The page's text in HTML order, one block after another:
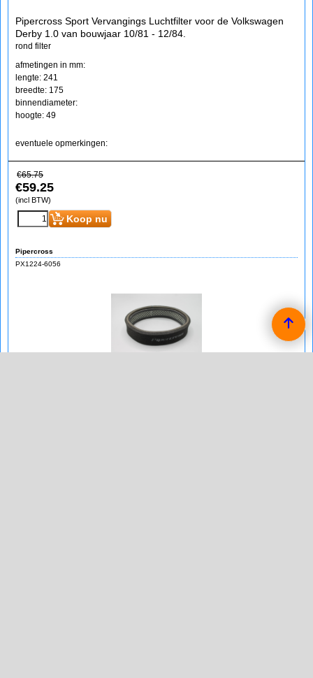
Pipercross Sport Vervangings Luchtfilter voor de Volkswagen
Derby 1.0 van bouwjaar 10/81 - 12/84.
rond filter
afmetingen in mm:
lengte: 241
breedte: 175
binnendiameter:
hoogte: 49
eventuele opmerkingen:
€65.75
€59.25
(incl BTW)
Koop nu
Pipercross
PX1224-6056